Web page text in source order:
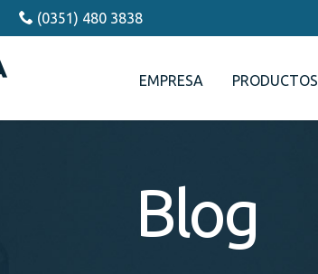
(0351) 480 3838
EMPRESA PRODUCTOS
Blog